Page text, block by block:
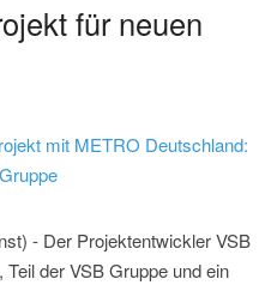
für neuen
mit METRO Deutschland:
- Der Projektentwickler VSB
der VSB Gruppe und ein